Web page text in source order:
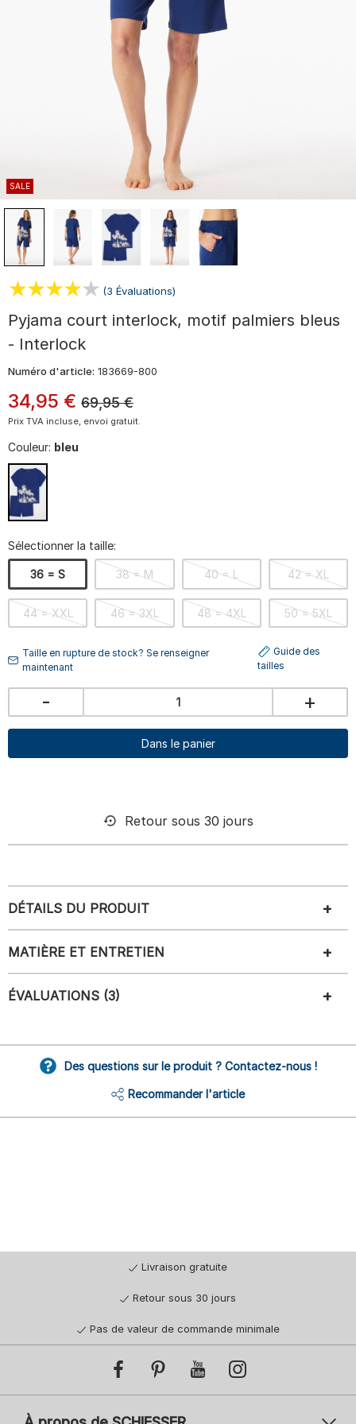
SALE
(3 Évaluations)
Pyjama court interlock, motif palmiers bleus
- Interlock
Numéro d'article: 183669-800
34,95 € 69,95 €
Prix TVA incluse, envoi gratuit.
Couleur: bleu
Sélectionner la taille:
36 = S 38 = M 40 = L 42 = XL
44 = XXL 46 = 3XL 48 = 4XL 50 = 5XL
Taille en rupture de stock? Se renseigner
maintenant
Guide des
tailles
- +
Dans le panier
Retour sous 30 jours
DÉTAILS DU PRODUIT
MATIÈRE ET ENTRETIEN
ÉVALUATIONS (3)
Des questions sur le produit ? Contactez-nous !
Recommander l'article
Livraison gratuite
Retour sous 30 jours
Pas de valeur de commande minimale